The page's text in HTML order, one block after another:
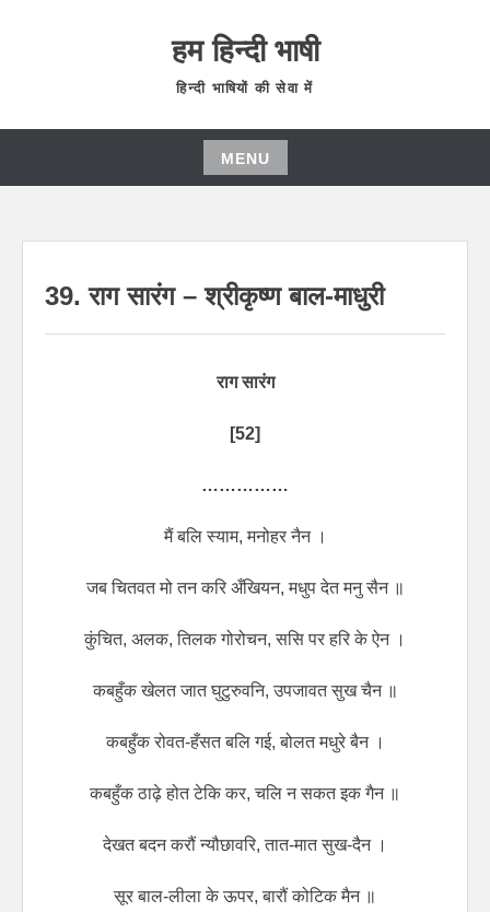
हम हिन्दी भाषी
हिन्दी भाषियों की सेवा में
MENU
39. राग सारंग – श्रीकृष्ण बाल-माधुरी
राग सारंग
[52]
……………
मैं बलि स्याम, मनोहर नैन ।
जब चितवत मो तन करि अँखियन, मधुप देत मनु सैन ॥
कुंचित, अलक, तिलक गोरोचन, ससि पर हरि के ऐन ।
कबहुँक खेलत जात घुटुरुवनि, उपजावत सुख चैन ॥
कबहुँक रोवत-हँसत बलि गई, बोलत मधुरे बैन ।
कबहुँक ठाढ़े होत टेकि कर, चलि न सकत इक गैन ॥
देखत बदन करौं न्यौछावरि, तात-मात सुख-दैन ।
सूर बाल-लीला के ऊपर, बारौं कोटिक मैन ॥